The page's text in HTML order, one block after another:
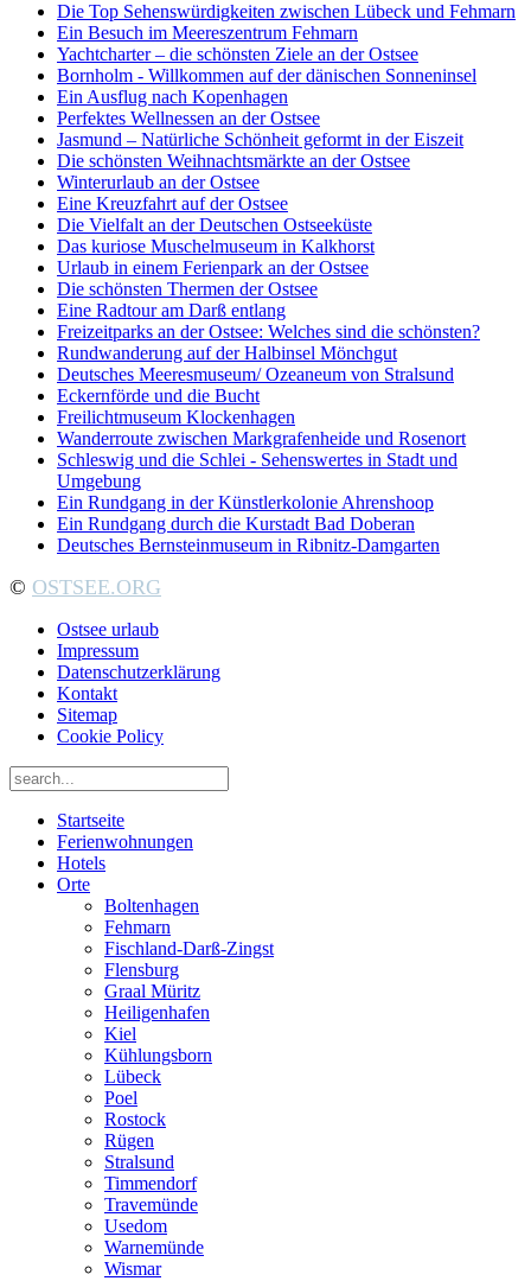
Die Top Sehenswürdigkeiten zwischen Lübeck und Fehmarn
Ein Besuch im Meereszentrum Fehmarn
Yachtcharter – die schönsten Ziele an der Ostsee
Bornholm - Willkommen auf der dänischen Sonneninsel
Ein Ausflug nach Kopenhagen
Perfektes Wellnessen an der Ostsee
Jasmund – Natürliche Schönheit geformt in der Eiszeit
Die schönsten Weihnachtsmärkte an der Ostsee
Winterurlaub an der Ostsee
Eine Kreuzfahrt auf der Ostsee
Die Vielfalt an der Deutschen Ostseeküste
Das kuriose Muschelmuseum in Kalkhorst
Urlaub in einem Ferienpark an der Ostsee
Die schönsten Thermen der Ostsee
Eine Radtour am Darß entlang
Freizeitparks an der Ostsee: Welches sind die schönsten?
Rundwanderung auf der Halbinsel Mönchgut
Deutsches Meeresmuseum/ Ozeaneum von Stralsund
Eckernförde und die Bucht
Freilichtmuseum Klockenhagen
Wanderroute zwischen Markgrafenheide und Rosenort
Schleswig und die Schlei - Sehenswertes in Stadt und
Umgebung
Ein Rundgang in der Künstlerkolonie Ahrenshoop
Ein Rundgang durch die Kurstadt Bad Doberan
Deutsches Bernsteinmuseum in Ribnitz-Damgarten
© OSTSEE.ORG
Ostsee urlaub
Impressum
Datenschutzerklärung
Kontakt
Sitemap
Cookie Policy
Startseite
Ferienwohnungen
Hotels
Orte
Boltenhagen
Fehmarn
Fischland-Darß-Zingst
Flensburg
Graal Müritz
Heiligenhafen
Kiel
Kühlungsborn
Lübeck
Poel
Rostock
Rügen
Stralsund
Timmendorf
Travemünde
Usedom
Warnemünde
Wismar